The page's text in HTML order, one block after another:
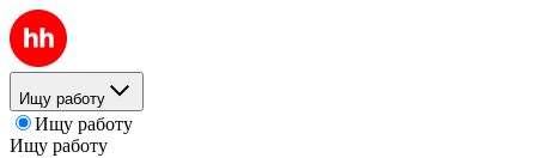
Ищу работу
Ищу работу
Ищу работу